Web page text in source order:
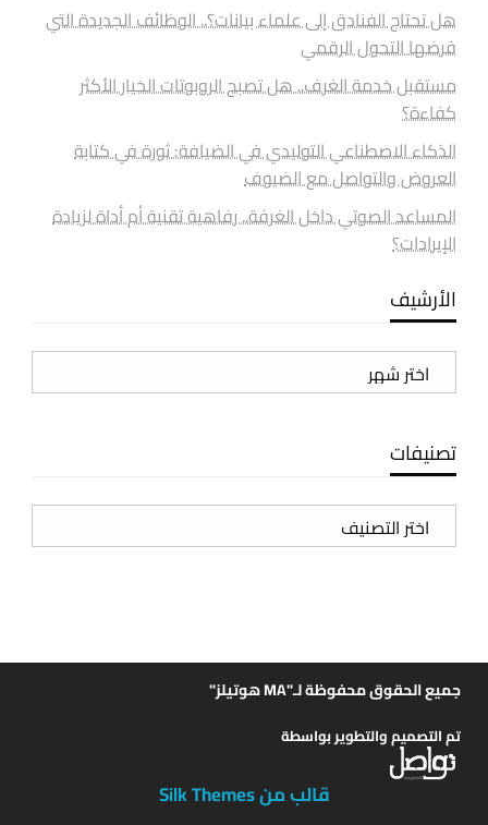
هل تحتاج الفنادق إلى علماء بيانات؟.. الوظائف الجديدة التي
فرضها التحول الرقمي
مستقبل خدمة الغرف.. هل تصبح الروبوتات الخيار الأكثر
كفاءة؟
الذكاء الاصطناعي التوليدي في الضيافة: ثورة في كتابة
العروض والتواصل مع الضيوف
المساعد الصوتي داخل الغرفة.. رفاهية تقنية أم أداة لزيادة
الإيرادات؟
الأرشيف
الأرشيف
تصنيفات
تصنيفات
جميع الحقوق محفوظة لـ"MA هوتيلز"
تم التصميم والتطوير بواسطة
قالب من Silk Themes